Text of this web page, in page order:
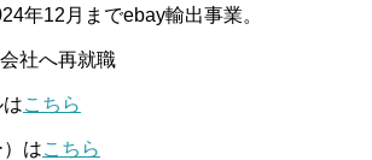
年12月までebay輸出事業。
社へ再就職
こちら
はこちら